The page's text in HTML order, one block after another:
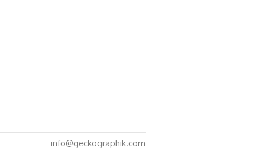
info@geckographik.com